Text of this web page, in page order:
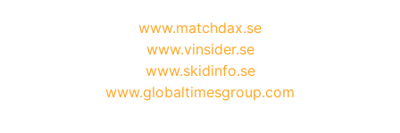
www.matchdax.se
www.vinsider.se
www.skidinfo.se
www.globaltimesgroup.com